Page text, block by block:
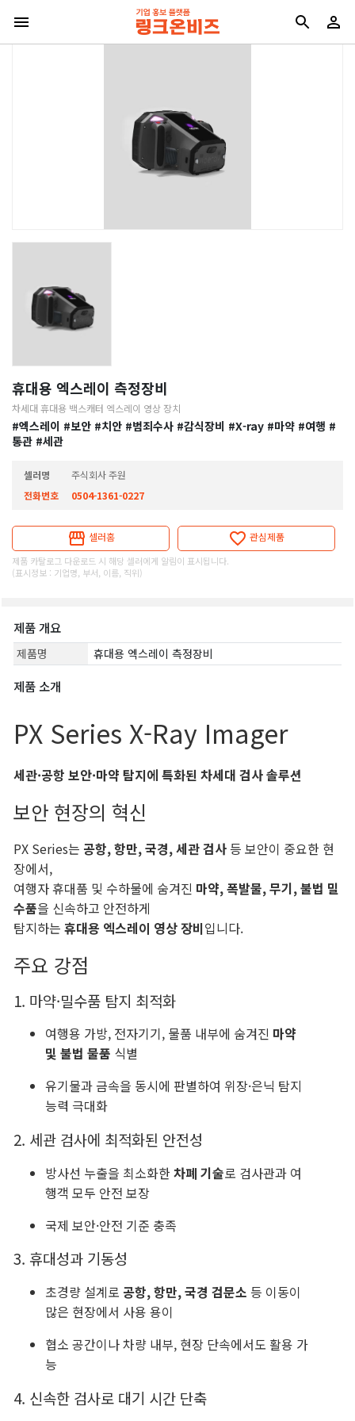
휴대용 엑스레이 측정장비
차세대 휴대용 백스캐터 엑스레이 영상 장치
#엑스레이 #보안 #치안 #범죄수사 #감식장비 #X-ray #마약 #여행 #
통관 #세관
셀러명
주식회사 주원
전화번호
0504-1361-0227
셀러홈 관심제품
제품 카탈로그 다운로드 시 해당 셀러에게 알림이 표시됩니다.
(표시정보 : 기업명, 부서, 이름, 직위)
제품 개요
제품명 휴대용 엑스레이 측정장비
제품 소개